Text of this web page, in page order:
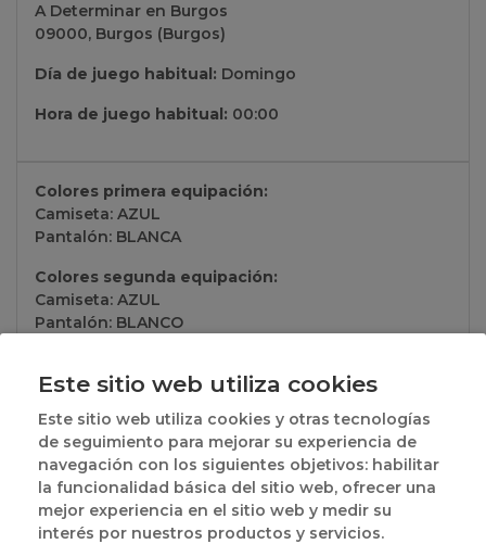
A Determinar en Burgos
09000, Burgos (Burgos)
Día de juego habitual: Domingo
Hora de juego habitual: 00:00
Colores primera equipación:
Camiseta: AZUL
Pantalón: BLANCA
Colores segunda equipación:
Camiseta: AZUL
Pantalón: BLANCO
San Pablo Burgos S.a.d.
Grupos a los que pertenece
· BURGOS - BENJAMIN MIXTO PROVINCIAL -
Este sitio web utiliza cookies
Este sitio web utiliza cookies y otras tecnologías
de seguimiento para mejorar su experiencia de
navegación con los siguientes objetivos: habilitar
la funcionalidad básica del sitio web, ofrecer una
mejor experiencia en el sitio web y medir su
interés por nuestros productos y servicios.